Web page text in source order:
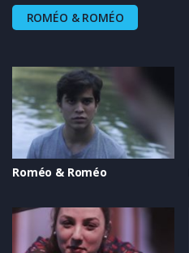
ROMÉO & ROMÉO
Roméo & Roméo